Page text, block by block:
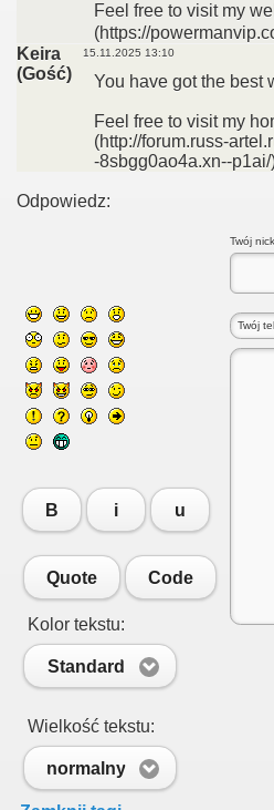
Feel free to visit my
(https://
Keira
(Gość)
15.11.2025 13:10
You have got the best
Feel free to visit my
(http://forum.russ-
-8sbgg0ao4a.xn--p1ai/
Odpowiedz:
Twój
B i u
Quote Code
Kolor tekstu:
Standard
Wielkość tekstu:
normalny